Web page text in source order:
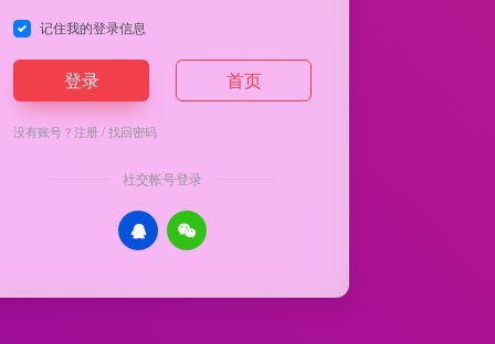
记住我的登录信息
登录 首页
没有账号？注册/找回密码
社交帐号登录